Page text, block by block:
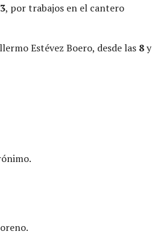
, por trabajos en el cantero
Estévez Boero, desde las 8y